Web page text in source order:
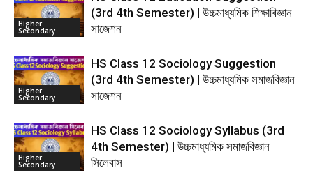
Higher
Secondary
(3rd 4th Semester) | উচ্চমাধ্যমিক শিক্ষাবিজ্ঞান
সাজেশন
Higher
Secondary
HS Class 12 Sociology Suggestion
(3rd 4th Semester) | উচ্চমাধ্যমিক সমাজবিজ্ঞান
সাজেশন
Higher
Secondary
HS Class 12 Sociology Syllabus (3rd
4th Semester) | উচ্চমাধ্যমিক সমাজবিজ্ঞান
সিলেবাস